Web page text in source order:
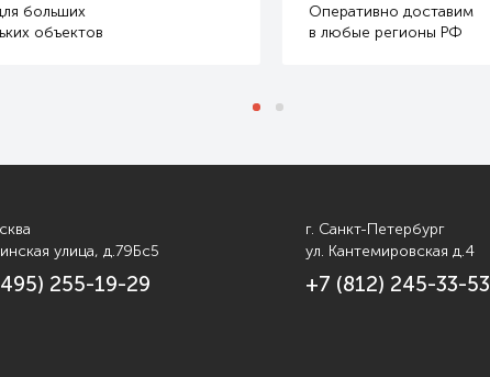
больших
объектов
Оперативно доставим
в любые регионы РФ
улица, д.79Бс5
255-19-29
г. Санкт-Петербург
ул. Кантемировская д.4
+7 (812) 245-33-53